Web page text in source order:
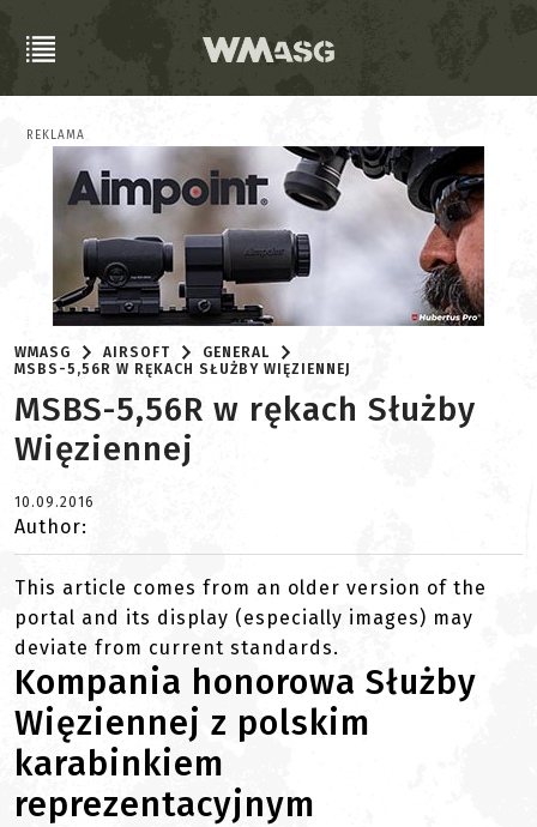
REKLAMA
WMASG AIRSOFT
GENERAL
MSBS-5,56R W RĘKACH SŁUŻBY WIĘZIENNEJ
MSBS-5,56R w rękach Służby
Więziennej
10.09.2016
Author:
This article comes from an older version of the
portal and its display (especially images) may
deviate from current standards.
Kompania honorowa Służby
Więziennej z polskim
karabinkiem
reprezentacyjnym